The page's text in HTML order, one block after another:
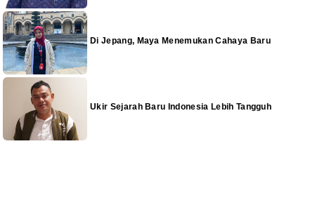
Di Jepang, Maya Menemukan Cahaya Baru
Ukir Sejarah Baru Indonesia Lebih Tangguh